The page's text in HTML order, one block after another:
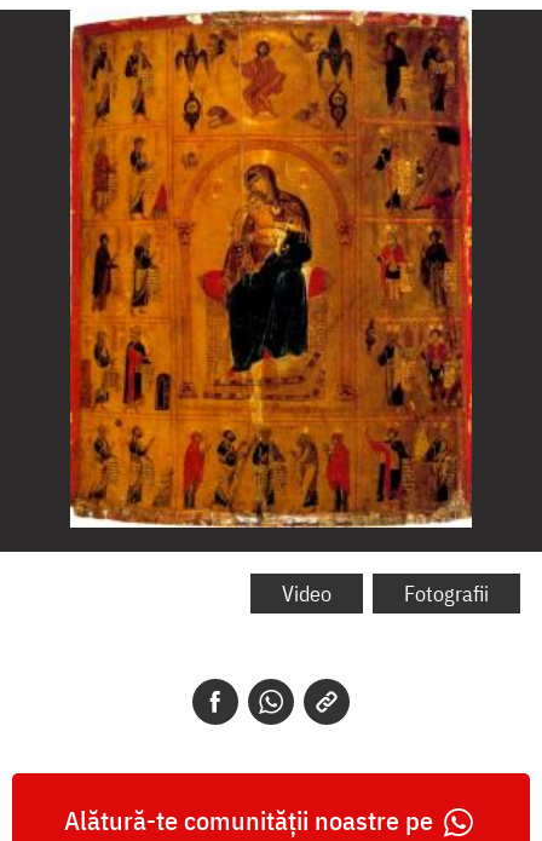
Icoana
Video Fotografii
Alătură-te comunității noastre pe